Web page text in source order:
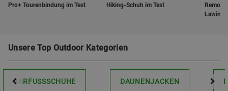
Pro+ Tourenbindung im Test
Hiking-Schuh im Test
Unsere Top Outdoor Kategorien
BARFUSSSCHUHE DAUNENJACKEN